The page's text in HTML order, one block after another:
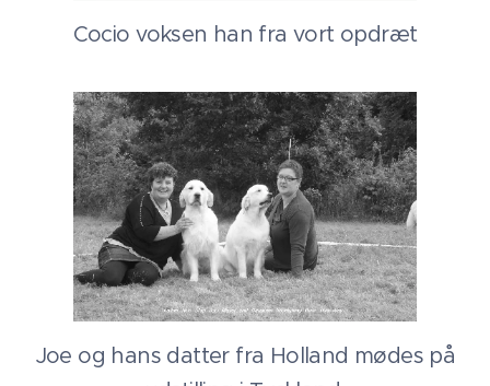
Cocio voksen han fra vort opdræt
Joe og hans datter fra Holland mødes på